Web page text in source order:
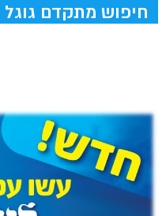
חיפוש מתקדם גוגל